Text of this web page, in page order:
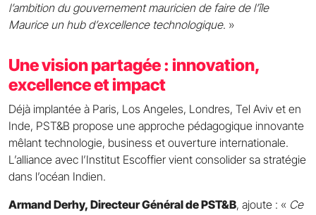
l’ambition du gouvernement mauricien de faire de l’île
Maurice un hub d’excellence technologique. »
Une vision partagée : innovation,
excellence et impact
Déjà implantée à Paris, Los Angeles, Londres, Tel Aviv et en
Inde, PST&B propose une approche pédagogique innovante
mêlant technologie, business et ouverture internationale.
L’alliance avec l’Institut Escoffier vient consolider sa stratégie
dans l’océan Indien.
Armand Derhy, Directeur Général de PST&B, ajoute : « Ce